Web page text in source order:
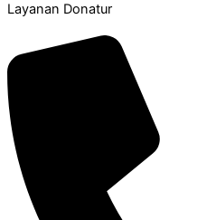
Layanan Donatur